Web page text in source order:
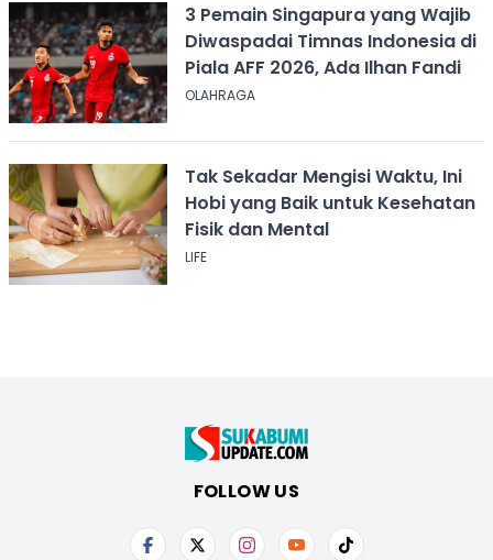
3 Pemain Singapura yang Wajib
Diwaspadai Timnas Indonesia di
Piala AFF 2026, Ada Ilhan Fandi
OLAHRAGA
Tak Sekadar Mengisi Waktu, Ini
Hobi yang Baik untuk Kesehatan
Fisik dan Mental
LIFE
FOLLOW US